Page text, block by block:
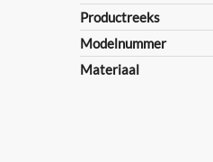
Productreeks
Modelnummer
Materiaal